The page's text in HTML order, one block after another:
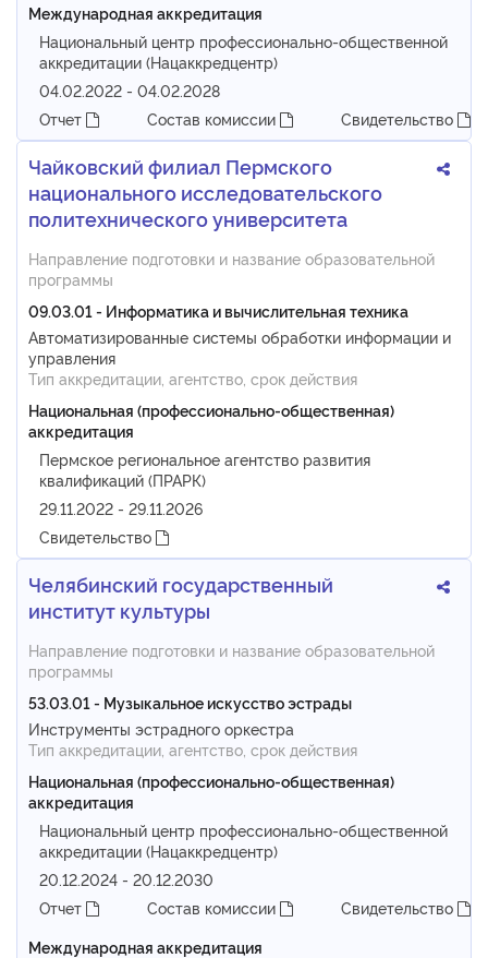
Международная аккредитация
Национальный центр профессионально-общественной
аккредитации (Нацаккредцентр)
04.02.2022 - 04.02.2028
Отчет
Состав комиссии Свидетельство
Чайковский филиал Пермского
национального исследовательского
политехнического университета
Направление подготовки и название образовательной
программы
09.03.01 - Информатика и вычислительная техника
Автоматизированные системы обработки информации и
управления
Тип аккредитации, агентство, срок действия
Национальная (профессионально-общественная)
аккредитация
Пермское региональное агентство развития
квалификаций (ПРАРК)
29.11.2022 - 29.11.2026
Свидетельство
Челябинский государственный
институт культуры
Направление подготовки и название образовательной
программы
53.03.01 - Музыкальное искусство эстрады
Инструменты эстрадного оркестра
Тип аккредитации, агентство, срок действия
Национальная (профессионально-общественная)
аккредитация
Национальный центр профессионально-общественной
аккредитации (Нацаккредцентр)
20.12.2024 - 20.12.2030
Отчет
Состав комиссии
Свидетельство
Международная аккредитация